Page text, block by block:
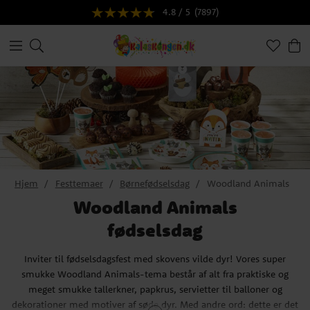
4.8 / 5 (7897)
Hjem Festtemaer Børnefødselsdag Woodland Animals
Woodland Animals
fødselsdag
Inviter til fødselsdagsfest med skovens vilde dyr! Vores super
smukke Woodland Animals-tema består af alt fra praktiske og
meget smukke tallerkner, papkrus, servietter til balloner og
dekorationer med motiver af søde dyr. Med andre ord: dette er det